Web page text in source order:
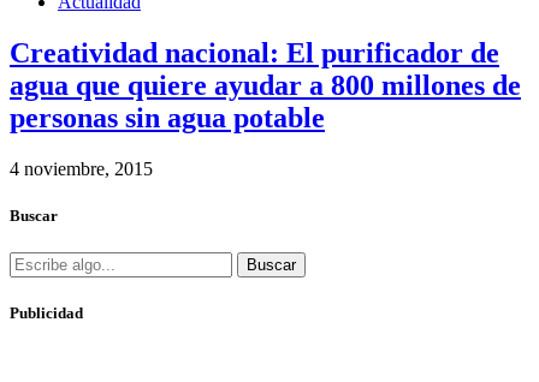
Creatividad nacional: El purificador de
agua que quiere ayudar a 800 millones de
personas sin agua potable
4 noviembre, 2015
Buscar
Buscar
Publicidad